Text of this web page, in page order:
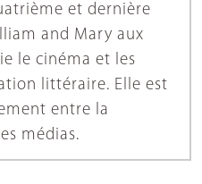
et dernière
and Mary aux
le cinéma et les
littéraire. Elle est
entre la
médias.